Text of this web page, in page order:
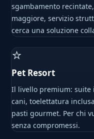
sgambamento
maggiore, servizio
cerca una soluzione
⭐
Pet Resort
Il livello premium: suite
cani, toelettatura
pasti gourmet. Per chi
senza compromessi.